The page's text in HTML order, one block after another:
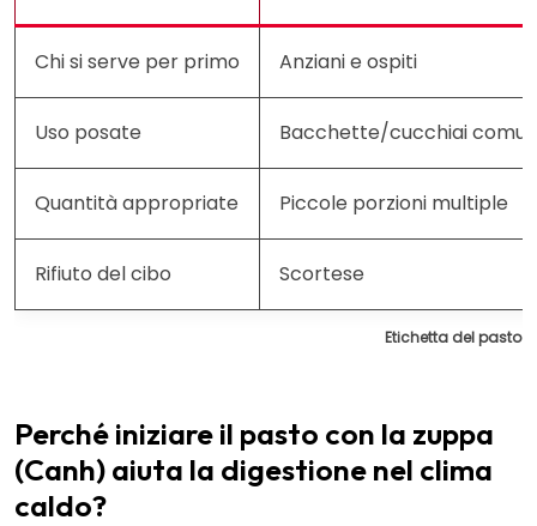
Etichetta del pasto
Chi si serve per primo Anziani e ospiti
Uso posate Bacchette/cucchiai
Quantità appropriate Piccole porzioni multiple
Rifiuto del cibo Scortese
Perché iniziare il pasto con la zuppa
(Canh) aiuta la digestione nel clima
caldo?